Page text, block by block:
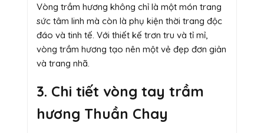
Vòng trầm hương không chỉ là một món trang
sức tâm linh mà còn là phụ kiện thời trang độc
đáo và tinh tế. Với thiết kế trơn tru và tỉ mỉ,
vòng trầm hương tạo nên một vẻ đẹp đơn giản
và trang nhã.
3. Chi tiết vòng tay trầm
hương Thuần Chay